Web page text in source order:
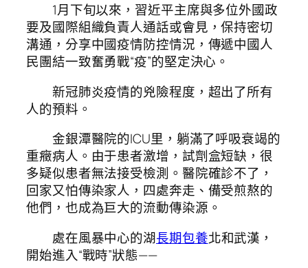
1月下旬以來，習近平主席與多位外國政
要及國際組織負責人通話或會見，保持密切
溝通，分享中國疫情防控情況，傳遞中國人
民團結一致奮勇戰“疫”的堅定決心。
新冠肺炎疫情的兇險程度，超出了所有
人的預料。
金銀潭醫院的ICU里，躺滿了呼吸衰竭的
重癥病人。由于患者激增，試劑盒短缺，很
多疑似患者無法接受檢測。醫院確診不了，
回家又怕傳染家人，四處奔走、備受煎熬的
他們，也成為巨大的流動傳染源。
處在風暴中心的湖長期包養北和武漢，
開始進入“戰時”狀態——